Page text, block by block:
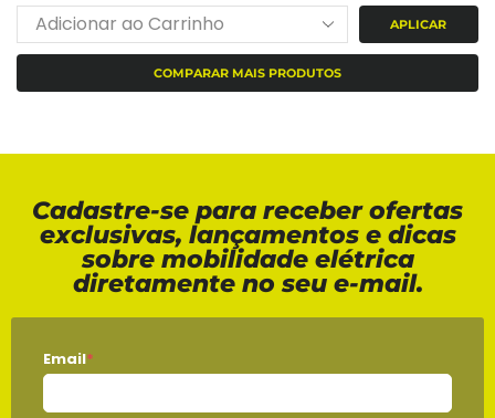
APLICAR
COMPARAR MAIS PRODUTOS
Cadastre-se para receber ofertas
exclusivas, lançamentos e dicas
sobre mobilidade elétrica
diretamente no seu e-mail.
Email*